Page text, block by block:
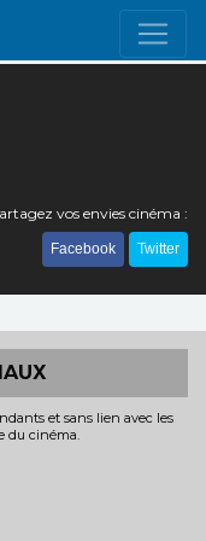
vos envies cinéma :
Facebook Twitter
et sans lien avec les
du cinéma.